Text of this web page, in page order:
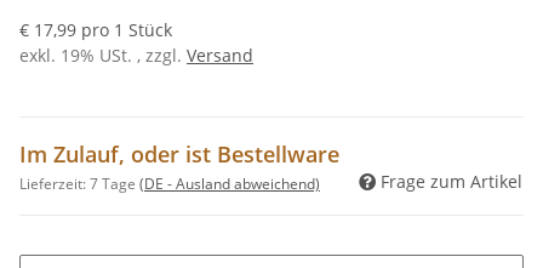
€ 17,99 pro 1 Stück
exkl. 19% USt. , zzgl. Versand
Im Zulauf, oder ist Bestellware
Lieferzeit:7 Tage (DE - Ausland abweichend) Frage zum Artikel